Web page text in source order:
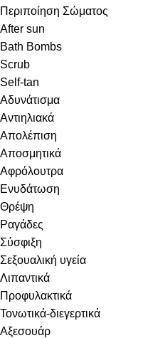
Περιποίηση Σώματος
After sun
Bath Bombs
Scrub
Self-tan
Αδυνάτισμα
Αντιηλιακά
Απολέπιση
Αποσμητικά
Αφρόλουτρα
Ενυδάτωση
Θρέψη
Ραγάδες
Σύσφιξη
Σεξουαλική υγεία
Λιπαντικά
Προφυλακτικά
Τονωτικά-διεγερτικά
Αξεσουάρ